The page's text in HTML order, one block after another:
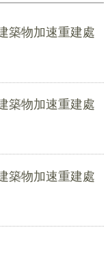
築物加速重建處
築物加速重建處
築物加速重建處